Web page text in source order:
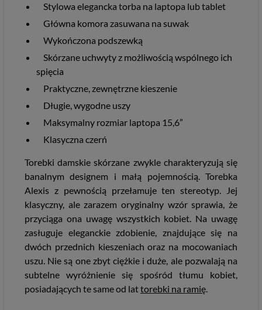
Stylowa elegancka torba na laptopa lub tablet
Główna komora zasuwana na suwak
Wykończona podszewką
Skórzane uchwyty z możliwością wspólnego ich
spięcia
Praktyczne, zewnętrzne kieszenie
Długie, wygodne uszy
Maksymalny rozmiar laptopa 15,6”
Klasyczna czerń
Torebki damskie skórzane zwykle charakteryzują się
banalnym designem i małą pojemnością. Torebka
Alexis z pewnością przełamuje ten stereotyp. Jej
klasyczny, ale zarazem oryginalny wzór sprawia, że
przyciąga ona uwagę wszystkich kobiet. Na uwagę
zasługuje eleganckie zdobienie, znajdujące się na
dwóch przednich kieszeniach oraz na mocowaniach
uszu. Nie są one zbyt ciężkie i duże, ale pozwalają na
subtelne wyróżnienie się spośród tłumu kobiet,
posiadających te same od lattorebki na ramię.